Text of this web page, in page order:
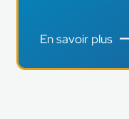
En savoir plus